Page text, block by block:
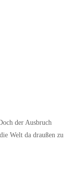
der Ausbruch
Welt da draußen zu